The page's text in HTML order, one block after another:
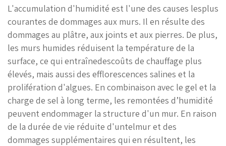
L'accumulation d'humidité est l'une des causes lesplus
courantes de dommages aux murs. Il en résulte des
dommages au plâtre, aux joints et aux pierres. De plus,
les murs humides réduisent la température de la
surface, ce qui entraînedescoûts de chauffage plus
élevés, mais aussi des efflorescences salines et la
prolifération d'algues. En combinaison avec le gel et la
charge de sel à long terme, les remontées d’humidité
peuvent endommager la structure d'un mur. En raison
de la durée de vie réduite d'untelmur et des
dommages supplémentaires qui en résultent, les